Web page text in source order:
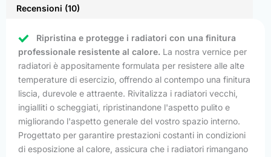
Recensioni (10)
Ripristina e protegge i radiatori con una finitura
professionale resistente al calore. La nostra vernice per
radiatori è appositamente formulata per resistere alle alte
temperature di esercizio, offrendo al contempo una finitura
liscia, durevole e attraente. Rivitalizza i radiatori vecchi,
ingialliti o scheggiati, ripristinandone l'aspetto pulito e
migliorando l'aspetto generale del vostro spazio interno.
Progettato per garantire prestazioni costanti in condizioni
di esposizione al calore, assicura che i radiatori rimangano